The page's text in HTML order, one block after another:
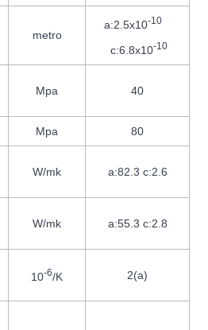
metro
a:2.5x10-10
c:6.8x10-10
Mpa 40
Mpa 80
W/mk a:82.3 c:2.6
W/mk a:55.3 c:2.8
10-6/K 2(a)